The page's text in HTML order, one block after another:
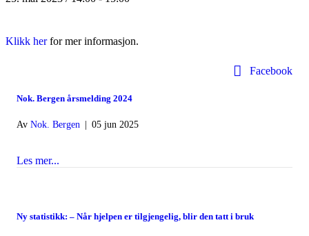
Klikk herfor mer informasjon.
Facebook
Nok. Bergen årsmelding 2024
Av Nok. Bergen 05 jun 2025
Les mer...
Ny statistikk: – Når hjelpen er tilgjengelig, blir den tatt i bruk